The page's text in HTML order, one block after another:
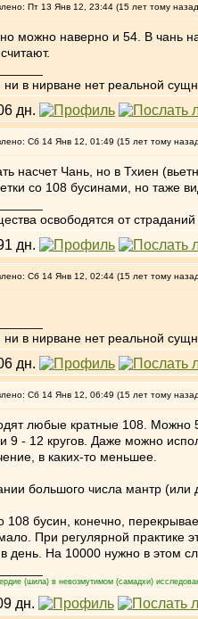
Пт 13 Янв 12, 23:44 (15 лет тому
можно наверно и 54. В чань
ни в нирване нет реальной
Сб 14 Янв 12, 01:49 (15 лет тому
насчет Чань, но в Тхиен
со 108 бусинами, но таже
освободятся от страданий
Сб 14 Янв 12, 02:44 (15 лет тому
ни в нирване нет реальной
Сб 14 Янв 12, 06:49 (15 лет тому
любые кратные 108. Можно
9 - 12 кругов. Даже можно
в каких-то меньшее.
большого числа мантр (или
108 бусин, конечно,
При регулярной практике
день. На 10000 нужно в этом
(шила) в невозмутимом (самадхи)